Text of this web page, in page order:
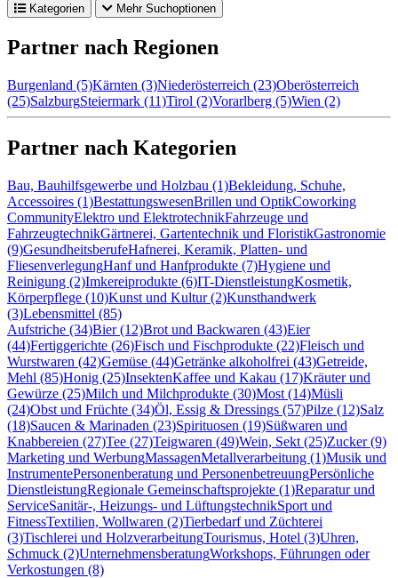
Kategorien Mehr Suchoptionen
Partner nach Regionen
Burgenland (5)Kärnten (3)Niederösterreich (23)Oberösterreich
(25)SalzburgSteiermark (11)Tirol (2)Vorarlberg (5)Wien (2)
Partner nach Kategorien
Bau, Bauhilfsgewerbe und Holzbau (1)Bekleidung, Schuhe,
Accessoires (1)BestattungswesenBrillen und OptikCoworking
CommunityElektro und ElektrotechnikFahrzeuge und
FahrzeugtechnikGärtnerei, Gartentechnik und FloristikGastronomie
(9)GesundheitsberufeHafnerei, Keramik, Platten- und
FliesenverlegungHanf und Hanfprodukte (7)Hygiene und
Reinigung (2)Imkereiprodukte (6)IT-DienstleistungKosmetik,
Körperpflege (10)Kunst und Kultur (2)Kunsthandwerk
(3)Lebensmittel (85)
Aufstriche (34)Bier (12)Brot und Backwaren (43)Eier
(44)Fertiggerichte (26)Fisch und Fischprodukte (22)Fleisch und
Wurstwaren (42)Gemüse (44)Getränke alkoholfrei (43)Getreide,
Mehl (85)Honig (25)InsektenKaffee und Kakau (17)Kräuter und
Gewürze (25)Milch und Milchprodukte (30)Most (14)Müsli
(24)Obst und Früchte (34)Öl, Essig & Dressings (57)Pilze (12)Salz
(18)Saucen & Marinaden (23)Spirituosen (19)Süßwaren und
Knabbereien (27)Tee (27)Teigwaren (49)Wein, Sekt (25)Zucker (9)
Marketing und WerbungMassagenMetallverarbeitung (1)Musik und
InstrumentePersonenberatung und PersonenbetreuungPersönliche
DienstleistungRegionale Gemeinschaftsprojekte (1)Reparatur und
ServiceSanitär-, Heizungs- und LüftungstechnikSport und
FitnessTextilien, Wollwaren (2)Tierbedarf und Züchterei
(3)Tischlerei und HolzverarbeitungTourismus, Hotel (3)Uhren,
Schmuck (2)UnternehmensberatungWorkshops, Führungen oder
Verkostungen (8)